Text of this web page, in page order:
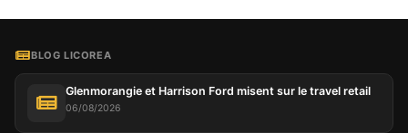
BLOG LICOREA
Glenmorangie et Harrison Ford misent sur le travel retail
06/08/2026